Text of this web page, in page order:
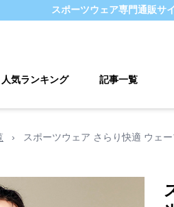
スポーツウェア専門通販サ
人気ランキング 記事一覧
› スポーツウェア さらり快適 ウェ